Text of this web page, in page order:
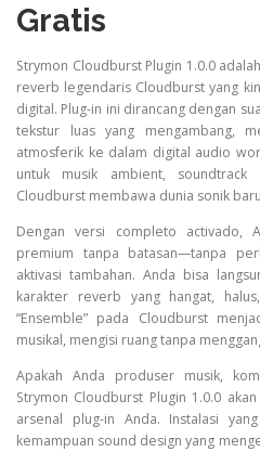
Gratis
Strymon Cloudburst Plugin 1.0.0
reverb legendaris Cloudburst yang
digital. Plug-in ini dirancang dengan
tekstur luas yang mengambang,
atmosferik ke dalam digital audio
untuk musik ambient,
Cloudburst membawa dunia sonik
Dengan versi completo activado,
premium tanpa batasan—tanpa
aktivasi tambahan. Anda bisa
karakter reverb yang hangat,
“Ensemble” pada Cloudburst
musikal, mengisi ruang tanpa
Apakah Anda produser musik,
Strymon Cloudburst Plugin 1.0.0
arsenal plug-in Anda. Instalasi
kemampuan sound design yang